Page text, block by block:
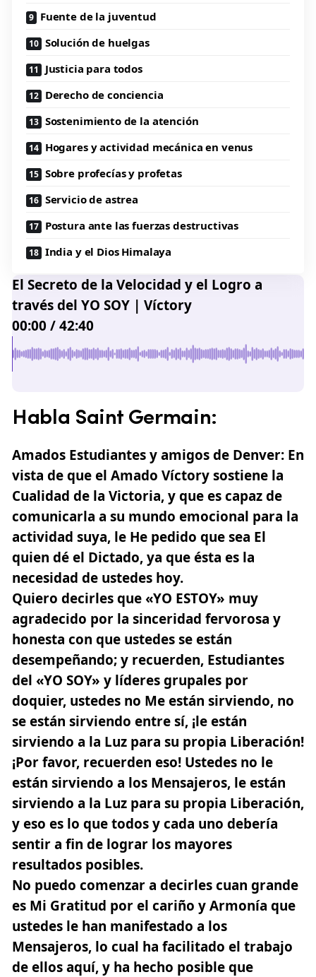
Fuente de la juventud
Solución de huelgas
Justicia para todos
Derecho de conciencia
Sostenimiento de la atención
Hogares y actividad mecánica en venus
Sobre profecías y profetas
Servicio de astrea
Postura ante las fuerzas destructivas
India y el Dios Himalaya
El Secreto de la Velocidad y el Logro a
través del YO SOY | Víctory
00:00 /42:40
Habla Saint Germain:
Amados Estudiantes y amigos de Denver: En
vista de que el Amado Víctory sostiene la
Cualidad de la Victoria, y que es capaz de
comunicarla a su mundo emocional para la
actividad suya, le He pedido que sea El
quien dé el Dictado, ya que ésta es la
necesidad de ustedes hoy.
Quiero decirles que «YO ESTOY» muy
agradecido por la sinceridad fervorosa y
honesta con que ustedes se están
desempeñando; y recuerden, Estudiantes
del «YO SOY» y líderes grupales por
doquier, ustedes no Me están sirviendo, no
se están sirviendo entre sí, ¡le están
sirviendo a la Luz para su propia Liberación!
¡Por favor, recuerden eso! Ustedes no le
están sirviendo a los Mensajeros, le están
sirviendo a la Luz para su propia Liberación,
y eso es lo que todos y cada uno debería
sentir a fin de lograr los mayores
resultados posibles.
No puedo comenzar a decirles cuan grande
es Mi Gratitud por el cariño y Armonía que
ustedes le han manifestado a los
Mensajeros, lo cual ha facilitado el trabajo
de ellos aquí, y ha hecho posible que